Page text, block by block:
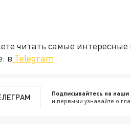
читать самые
в Telegram
Подписывайтесь на наши
и первыми узнавайте о